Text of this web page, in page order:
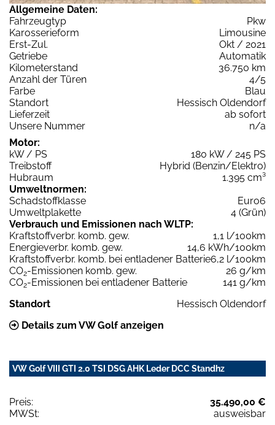
Allgemeine Daten:
Fahrzeugtyp
Pkw
Karosserieform
Limousine
Erst-Zul.
Okt / 2021
Getriebe
Automatik
Kilometerstand
36.750 km
Anzahl der Türen
4/5
Farbe
Blau
Standort
Hessisch Oldendorf
Lieferzeit
ab sofort
Unsere Nummer
n/a
Motor:
kW / PS
180 kW / 245 PS
Treibstoff
Hybrid (Benzin/Elektro)
Hubraum
1.395 cm³
Umweltnormen:
Schadstoffklasse
Euro6
Umweltplakette
4 (Grün)
Verbrauch und Emissionen nach WLTP:
Kraftstoffverbr. komb. gew.
1,1 l/100km
Energieverbr. komb. gew.
14,6 kWh/100km
Kraftstoffverbr. komb. bei entladener Batterie6,2 l/100km
CO2-Emissionen komb. gew.
26 g/km
CO2-Emissionen bei entladener Batterie
141 g/km
Standort
Hessisch Oldendorf
Details zum VW Golf anzeigen
VW Golf VIII GTI 2.0 TSI DSG AHK Leder DCC Standhz
Preis:
35.490,00 €
MWSt:
ausweisbar